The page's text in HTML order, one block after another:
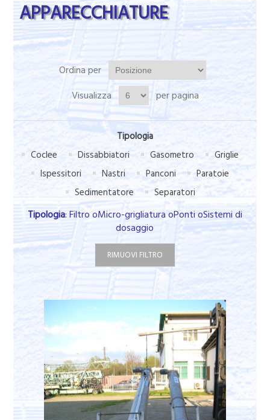
APPARECCHIATURE
Ordina per
Visualizza
per pagina
Tipologia
Coclee
Dissabbiatori Gasometro
Griglie
Ispessitori
Nastri Panconi
Paratoie
Sedimentatore
Separatori
Tipologia: Filtro oMicro-grigliatura oPonti oSistemi di
dosaggio
RIMUOVI FILTRO